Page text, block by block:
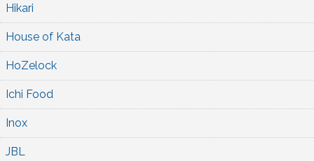
Hikari
House of Kata
HoZelock
Ichi Food
Inox
JBL